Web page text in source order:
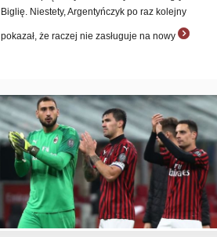
Biglię. Niestety, Argentyńczyk po raz kolejny
pokazał, że raczej nie zasługuje na nowy